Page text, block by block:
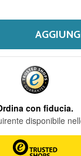
-
DI RETINOINA